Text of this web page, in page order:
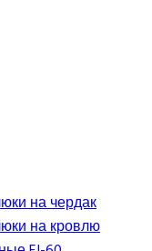
на чердак
на кровлю